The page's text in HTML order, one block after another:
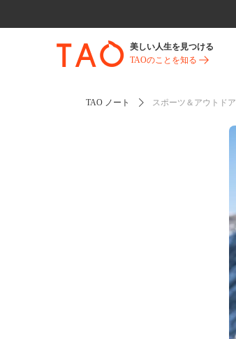
美しい人生を見つける
TAOのことを知る
TAO ノート スポーツ＆アウトドア